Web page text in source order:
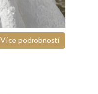
Více podrobností